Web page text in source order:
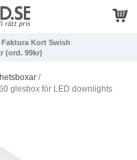
Faktura Kort Swish
(ord. 99kr)
/
glesbox för LED downlights